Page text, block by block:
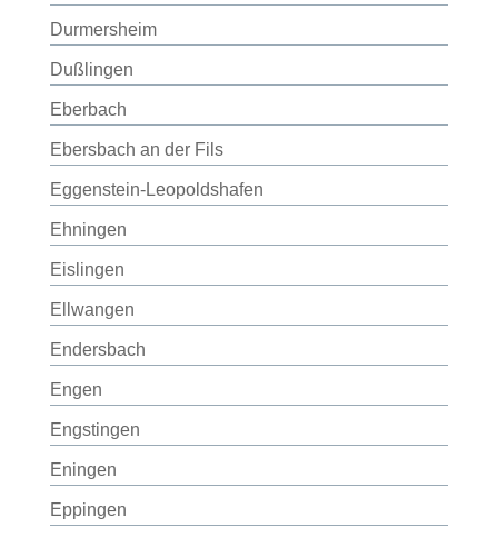
Durmersheim
Dußlingen
Eberbach
Ebersbach an der Fils
Eggenstein-Leopoldshafen
Ehningen
Eislingen
Ellwangen
Endersbach
Engen
Engstingen
Eningen
Eppingen